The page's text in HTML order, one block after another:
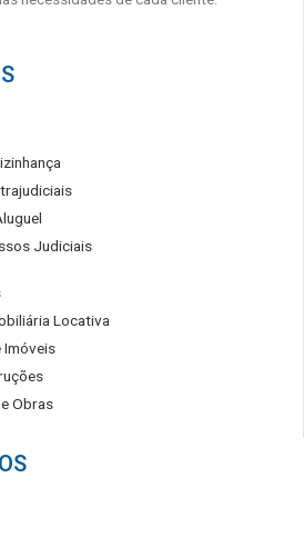
Judiciais
Locativa
Imóveis
Obras